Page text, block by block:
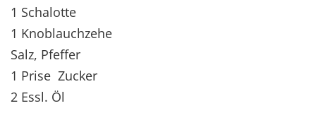
1 Schalotte
1 Knoblauchzehe
Salz, Pfeffer
1 Prise Zucker
2 Essl. Öl